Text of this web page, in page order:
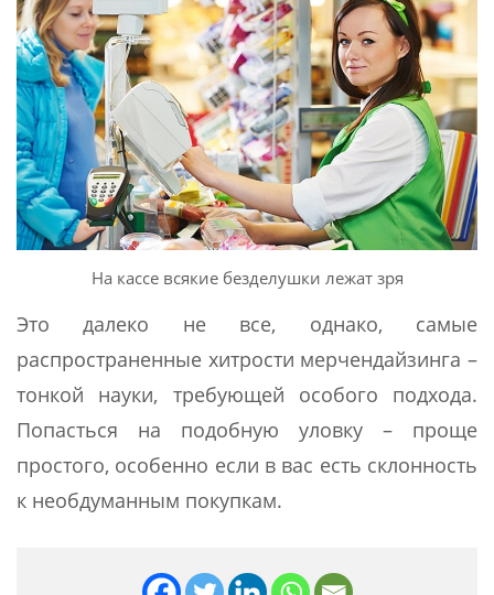
На кассе всякие безделушки лежат зря
Это далеко не все, однако, самые
распространенные хитрости мерчендайзинга –
тонкой науки, требующей особого подхода.
Попасться на подобную уловку – проще
простого, особенно если в вас есть склонность
к необдуманным покупкам.